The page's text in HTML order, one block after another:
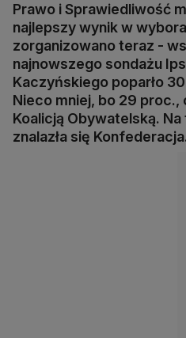
Prawo i Sprawiedliwość
najlepszy wynik w
zorganizowano teraz -
najnowszego sondażu
Kaczyńskiego poparło
Nieco mniej, bo 29 proc.,
Koalicją Obywatelską.
znalazła się